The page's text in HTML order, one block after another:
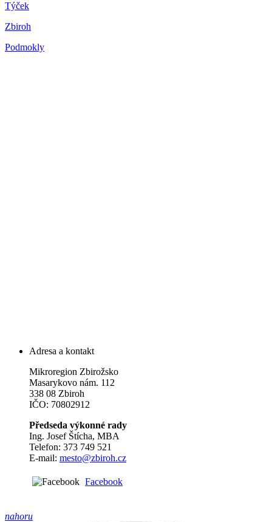
Týček
Zbiroh
Podmokly
Adresa a kontakt
Mikroregion Zbirožsko
Masarykovo nám. 112
338 08 Zbiroh
IČO: 70802912
Předseda výkonné rady
Ing. Josef Štícha, MBA
Telefon: 373 749 521
E-mail: mesto@zbiroh.cz
Facebook
nahoru